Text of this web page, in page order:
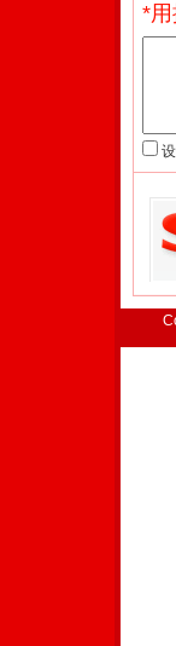
*
设